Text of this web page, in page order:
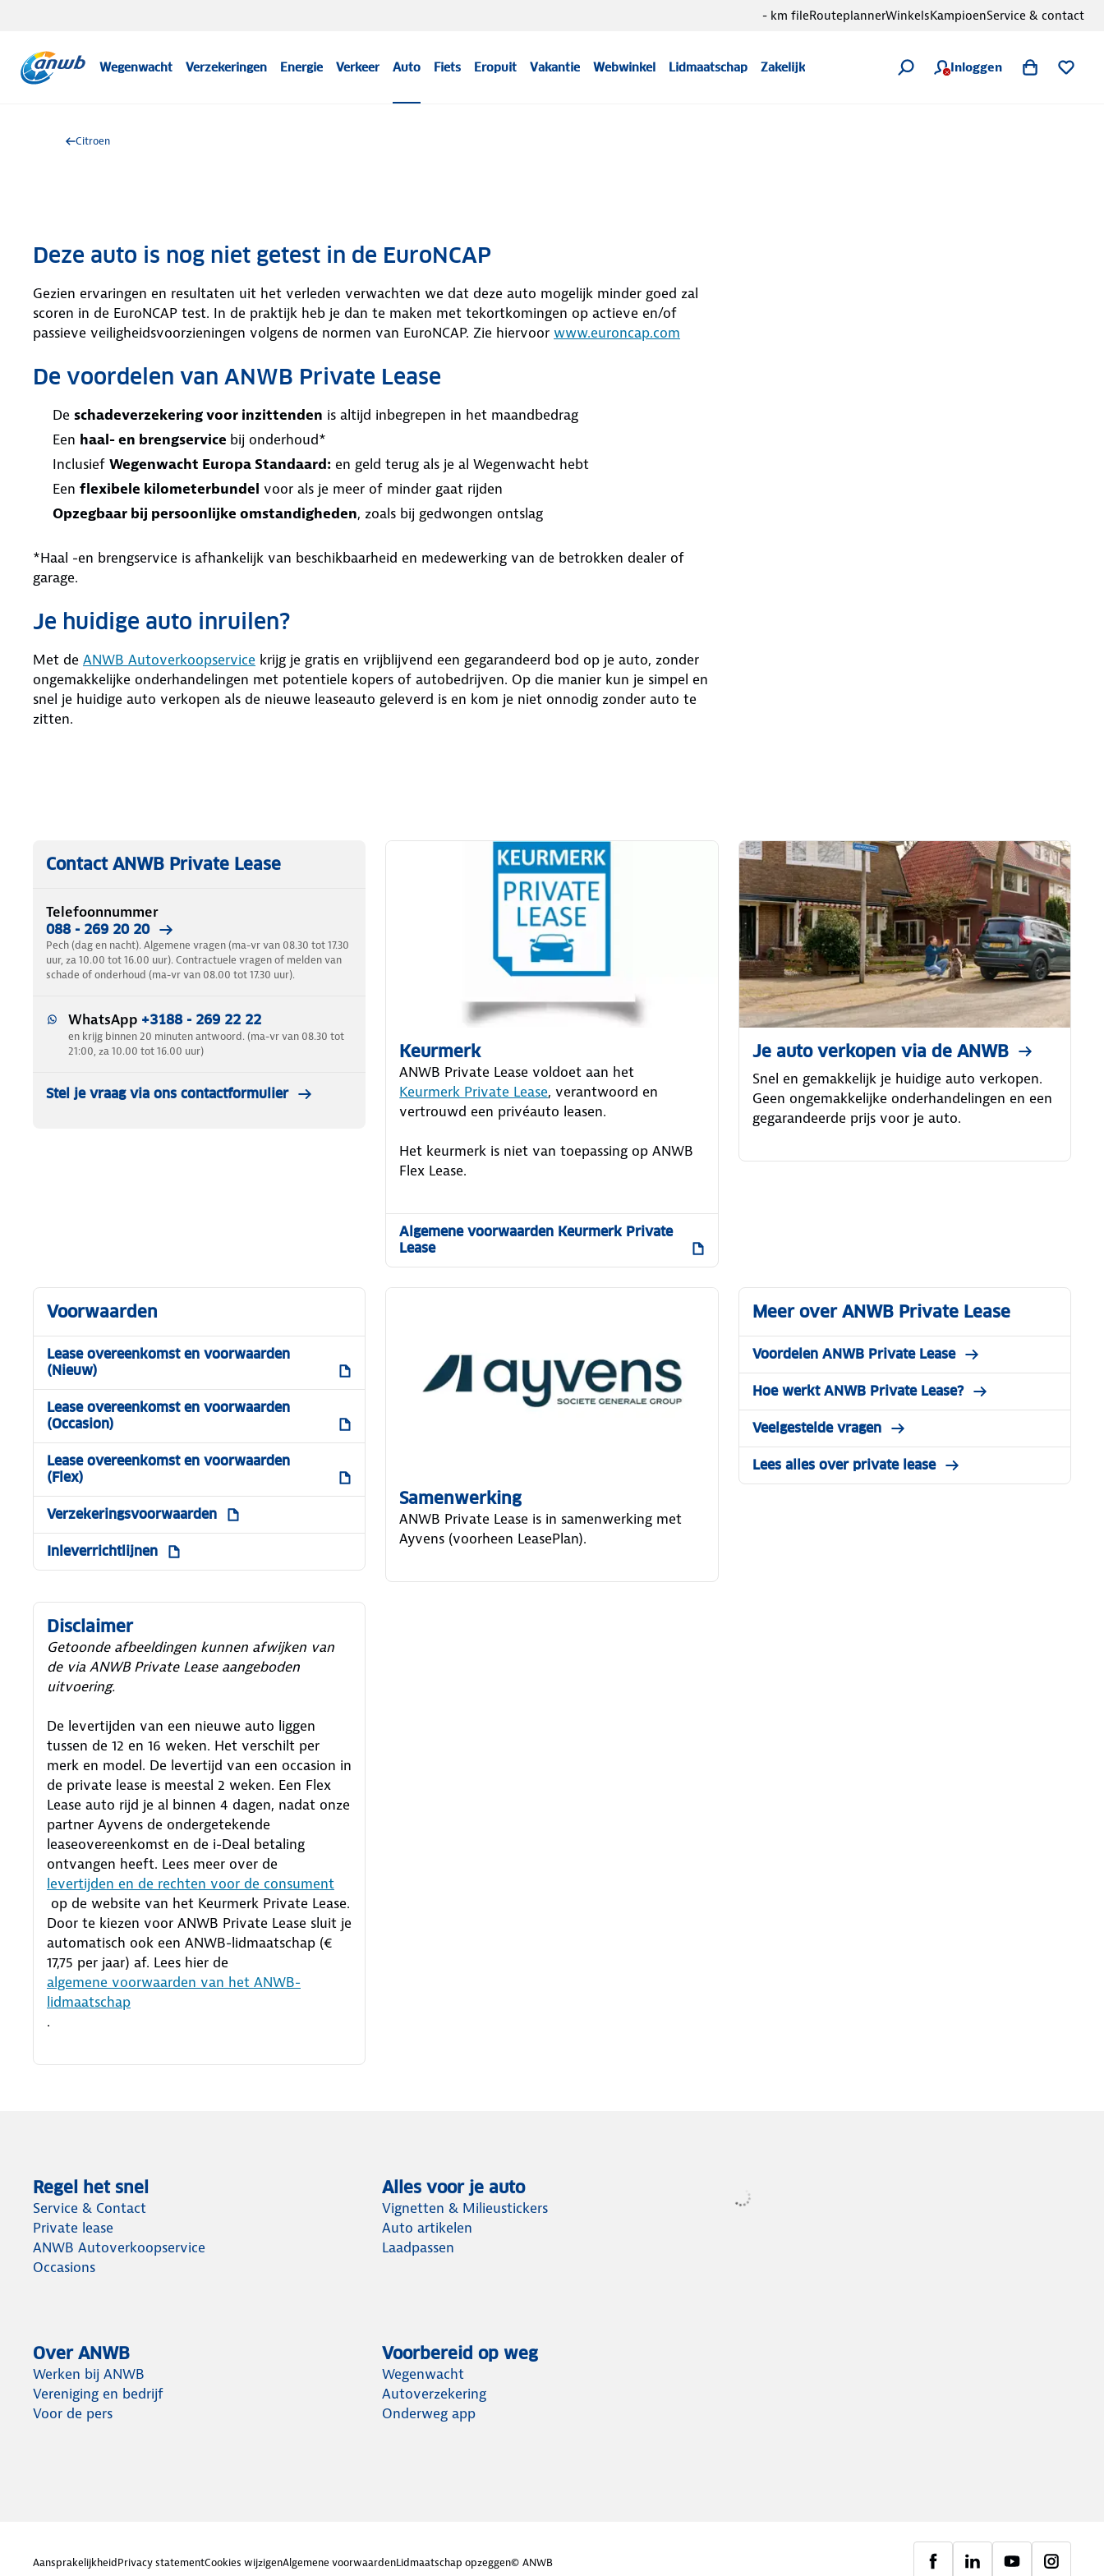
Wegenwacht Verzekeringen Energie Verkeer Auto Fiets Eropuit Vakantie Webwinkel Lidmaatschap Zakelijk Inloggen
- km fileRouteplannerWinkelsKampioenService & contact
Citroen
Deze auto is nog niet getest in de EuroNCAP
Gezien ervaringen en resultaten uit het verleden verwachten we dat deze auto mogelijk minder goed zal
scoren in de EuroNCAP test. In de praktijk heb je dan te maken met tekortkomingen op actieve en/of
passieve veiligheidsvoorzieningen volgens de normen van EuroNCAP. Zie hiervoor www.euroncap.com
De voordelen van ANWB Private Lease
De schadeverzekering voor inzittenden is altijd inbegrepen in het maandbedrag
Een haal- en brengservice bij onderhoud*
Inclusief Wegenwacht Europa Standaard: en geld terug als je al Wegenwacht hebt
Een flexibele kilometerbundel voor als je meer of minder gaat rijden
Opzegbaar bij persoonlijke omstandigheden, zoals bij gedwongen ontslag
*Haal -en brengservice is afhankelijk van beschikbaarheid en medewerking van de betrokken dealer of
garage.
Je huidige auto inruilen?
Met de ANWB Autoverkoopservice krijg je gratis en vrijblijvend een gegarandeerd bod op je auto, zonder
ongemakkelijke onderhandelingen met potentiele kopers of autobedrijven. Op die manier kun je simpel en
snel je huidige auto verkopen als de nieuwe leaseauto geleverd is en kom je niet onnodig zonder auto te
zitten.
Contact ANWB Private Lease
Telefoonnummer
088 - 269 20 20
Pech (dag en nacht). Algemene vragen (ma-vr van 08.30 tot 17.30
uur, za 10.00 tot 16.00 uur). Contractuele vragen of melden van
schade of onderhoud (ma-vr van 08.00 tot 17.30 uur).
WhatsApp +3188 - 269 22 22
en krijg binnen 20 minuten antwoord. (ma-vr van 08.30 tot
21:00, za 10.00 tot 16.00 uur)
Stel je vraag via ons contactformulier
Keurmerk
ANWB Private Lease voldoet aan het
Keurmerk Private Lease, verantwoord en
vertrouwd een privéauto leasen.
Het keurmerk is niet van toepassing op ANWB
Flex Lease.
Algemene voorwaarden Keurmerk Private
Lease
Je auto verkopen via de ANWB
Snel en gemakkelijk je huidige auto verkopen.
Geen ongemakkelijke onderhandelingen en een
gegarandeerde prijs voor je auto.
Voorwaarden
Lease overeenkomst en voorwaarden
(Nieuw)
Lease overeenkomst en voorwaarden
(Occasion)
Lease overeenkomst en voorwaarden
(Flex)
Verzekeringsvoorwaarden
Inleverrichtlijnen
Samenwerking
ANWB Private Lease is in samenwerking met
Ayvens (voorheen LeasePlan).
Meer over ANWB Private Lease
Voordelen ANWB Private Lease
Hoe werkt ANWB Private Lease?
Veelgestelde vragen
Lees alles over private lease
Disclaimer
Getoonde afbeeldingen kunnen afwijken van
de via ANWB Private Lease aangeboden
uitvoering.
De levertijden van een nieuwe auto liggen
tussen de 12 en 16 weken. Het verschilt per
merk en model. De levertijd van een occasion in
de private lease is meestal 2 weken. Een Flex
Lease auto rijd je al binnen 4 dagen, nadat onze
partner Ayvens de ondergetekende
leaseovereenkomst en de i-Deal betaling
ontvangen heeft. Lees meer over de
levertijden en de rechten voor de consument
op de website van het Keurmerk Private Lease.
Door te kiezen voor ANWB Private Lease sluit je
automatisch ook een ANWB-lidmaatschap (€
17,75 per jaar) af. Lees hier de
algemene voorwaarden van het ANWB-
lidmaatschap
.
Regel het snel
Service & Contact
Private lease
ANWB Autoverkoopservice
Occasions
Alles voor je auto
Vignetten & Milieustickers
Auto artikelen
Laadpassen
Over ANWB
Werken bij ANWB
Vereniging en bedrijf
Voor de pers
Voorbereid op weg
Wegenwacht
Autoverzekering
Onderweg app
AansprakelijkheidPrivacy statementCookies wijzigenAlgemene voorwaardenLidmaatschap opzeggen© ANWB